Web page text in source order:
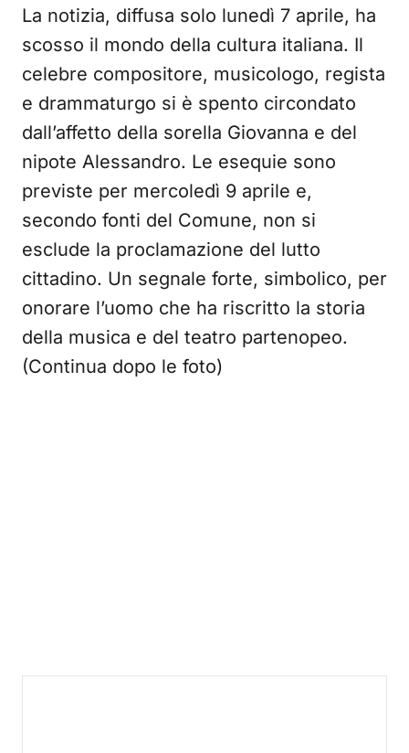
La notizia, diffusa solo lunedì 7 aprile, ha
scosso il mondo della cultura italiana. Il
celebre compositore, musicologo, regista
e drammaturgo si è spento circondato
dall’affetto della sorella Giovanna e del
nipote Alessandro. Le esequie sono
previste per mercoledì 9 aprile e,
secondo fonti del Comune, non si
esclude la proclamazione del lutto
cittadino. Un segnale forte, simbolico, per
onorare l’uomo che ha riscritto la storia
della musica e del teatro partenopeo.
(Continua dopo le foto)